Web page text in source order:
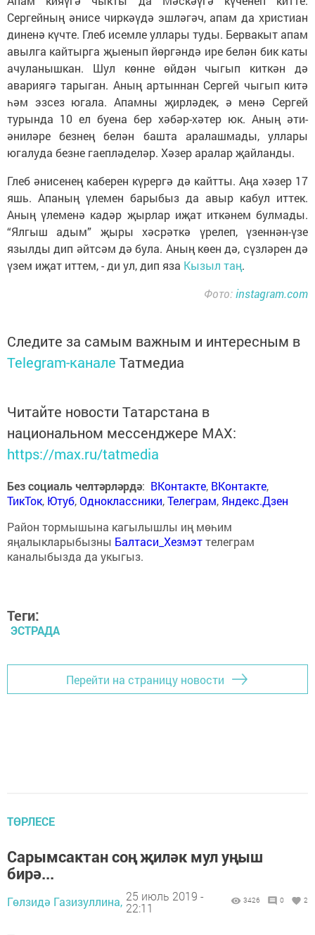
Сергейның әнисе чиркәүдә эшләгәч, апам да христиан
диненә күчте. Глеб исемле уллары туды. Бервакыт апам
авылга кайтырга җыенып йөргәндә ире белән бик каты
ачуланышкан. Шул көнне өйдән чыгып киткән дә
авариягә тарыган. Аның артыннан Сергей чыгып китә
һәм эзсез югала. Апамны җирләдек, ә менә Сергей
турында 10 ел буена бер хәбәр-хәтер юк. Аның әти-
әниләре безнең белән башта аралашмады, уллары
югалуда безне гаепләделәр. Хәзер аралар җайланды.
Глеб әнисенең каберен күрергә дә кайтты. Аңа хәзер 17
яшь. Апаның үлемен барыбыз да авыр кабул иттек.
Аның үлеменә кадәр җырлар иҗат иткәнем булмады.
“Ялгыш адым” җыры хәсрәткә үрелеп, үзеннән-үзе
язылды дип әйтсәм дә була. Аның көен дә, сүзләрен дә
үзем иҗат иттем, - ди ул, дип яза Кызыл таң.
Фото:instagram.com
Следите за самым важным и интересным в
Telegram-канале Татмедиа
Читайте новости Татарстана в
национальном мессенджере MАХ:
https://max.ru/tatmedia
Без социаль челтәрләрдә: ВКонтакте, ВКонтакте,
ТикТок, Ютуб,Одноклассники,Телеграм, Яндекс.Дзен
Район тормышына кагылышлы иң мөһим
яңалыкларыбызны Балтаси_Хезмэттелеграм
каналыбызда да укыгыз.
Теги:
ЭСТРАДА
Перейти на страницу новости
ТӨРЛЕСЕ
Сарымсактан соң җиләк мул уңыш
бирә...
Гөлзидә Газизуллина, 25 июль 2019 -
22:11
3426 0 2